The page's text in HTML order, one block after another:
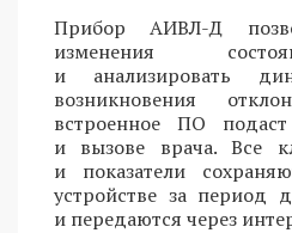
Прибор АИВЛ-Д
изменения
и анализировать
возникновения
встроенное ПО
и вызове врача. Все
и показатели
устройстве за период
и передаются через